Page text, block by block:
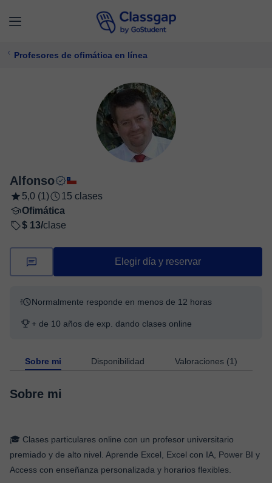
Profesores de ofimática en línea
Alfonso
5,0 (1)
15 clases
Ofimática
$ 13/clase
Elegir día y reservar
Normalmente responde en menos de 12 horas
+ de 10 años de exp. dando clases online
Sobre mi Disponibilidad Valoraciones (1)
Sobre mi
🎓 Clases particulares online con un profesor universitario
premiado y de alto nivel. Aprende Excel, Excel con IA, Power BI y
Access con enseñanza personalizada y horarios flexibles.